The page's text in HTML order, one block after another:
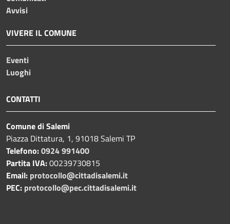
Avvisi
VIVERE IL COMUNE
Eventi
Luoghi
CONTATTI
Comune di Salemi
Piazza Dittatura, 1, 91018 Salemi TP
Telefono:0924 991400
Partita IVA:00239730815
Email: protocollo@cittadisalemi.it
PEC: protocollo@pec.cittadisalemi.it